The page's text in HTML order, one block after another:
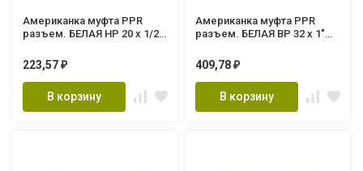
Американка муфта PPR
разъем. БЕЛАЯ НР 20 х 1/2"
223,57 ₽
В корзину
Американка муфта PPR
разъем. БЕЛАЯ ВР 32 х 1"
409,78 ₽
В корзину